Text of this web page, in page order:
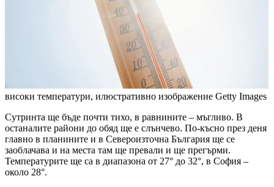
високи температури, илюстративно изображение Getty Images
Сутринта ще бъде почти тихо, в равнините – мъгливо. В
останалите райони до обяд ще е слънчево. По-късно през деня
главно в планините и в Североизточна България ще се
заоблачава и на места там ще превали и ще прегърми.
Температурите ще са в диапазона от 27° до 32°, в София –
около 28°.